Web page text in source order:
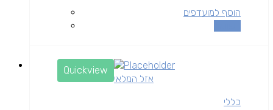
הוסף למועדפים
Quickview
אזל המלאי
כללי